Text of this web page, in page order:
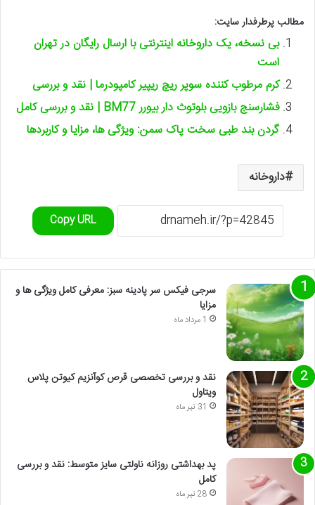
مطالب پرطرفدار سایت:
بی نسخه، یک داروخانه اینترنتی با ارسال رایگان در تهران
است
کرم مرطوب کننده سوپر ریچ ریپیر کامپودرما | نقد و بررسی
فشارسنج بازویی بلوتوث دار بیورر BM77 | نقد و بررسی کامل
گردن بند طبی سخت پاک سمن: ویژگی ها، مزایا و کاربردها
داروخانه
Copy URL
سرجی فیکس سر پادینه سبز: معرفی کامل ویژگی ها و
مزایا
1 مرداد ماه
نقد و بررسی تخصصی قرص کوآنزیم کیوتن پلاس
ویتاول
31 تیر ماه
پد بهداشتی روزانه ناولتی سایز متوسط: نقد و بررسی
کامل
28 تیر ماه